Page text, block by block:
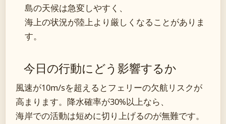
島の天候は急変しやすく、
海上の状況が陸上より厳しくなることがありま
す。
今日の行動にどう影響するか
風速が10m/sを超えるとフェリーの欠航リスクが
高まります。降水確率が30%以上なら、
海岸での活動は短めに切り上げるのが無難です。